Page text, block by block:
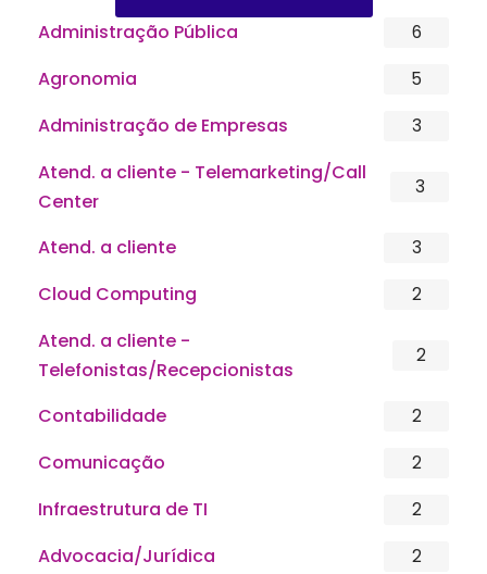
Administração Pública 6
Agronomia 5
Administração de Empresas 3
Atend. a cliente - Telemarketing/Call
Center
3
Atend. a cliente 3
Cloud Computing 2
Atend. a cliente -
Telefonistas/Recepcionistas
2
Contabilidade 2
Comunicação 2
Infraestrutura de TI 2
Advocacia/Jurídica 2